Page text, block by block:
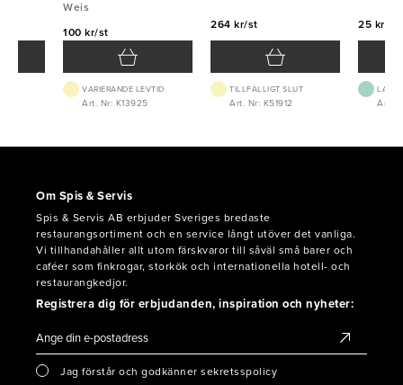
Weis
100 kr/st
VARIERANDE LEVTID
Art. Nr: K13925
264 kr/st
TILLFÄLLIGT SLUT
Art. Nr: K51912
25 kr/st
Art.
Om Spis & Servis
Spis & Servis AB erbjuder Sveriges bredaste
restaurangsortiment och en service långt utöver det vanliga.
Vi tillhandahåller allt utom färskvaror till såväl små barer och
caféer som finkrogar, storkök och internationella hotell- och
restaurangkedjor.
Registrera dig för erbjudanden, inspiration och nyheter:
Jag förstår och godkänner sekretsspolicy